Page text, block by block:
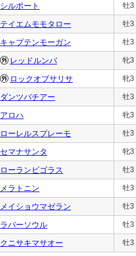
シルポート 牡3
テイエムモモタロー 牡3
キャプテンモーガン 牡3
レッドルンバ 牝3
ロックオブサリサ 牝3
ダンツバチアー 牡3
アロハ 牝3
ローレルスプレーモ 牡3
セマナサンタ 牝3
ローランビゴラス 牡3
メラトニン 牡3
メイショウマゼラン 牡3
ラバーソウル 牡3
クニサキマサオー 牡3